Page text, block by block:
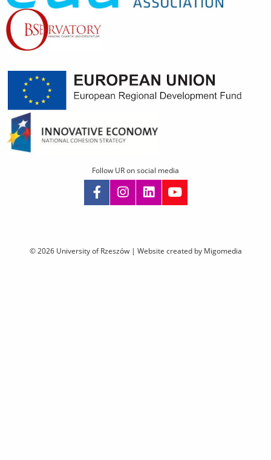
© 2026 University of Rzeszów | Website created by Migomedia
Follow UR on social media